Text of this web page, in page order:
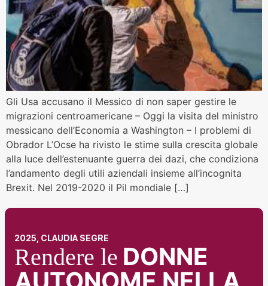
Gli Usa accusano il Messico di non saper gestire le
migrazioni centroamericane – Oggi la visita del ministro
messicano dell’Economia a Washington – I problemi di
Obrador L’Ocse ha rivisto le stime sulla crescita globale
alla luce dell’estenuante guerra dei dazi, che condiziona
l’andamento degli utili aziendali insieme all’incognita
Brexit. Nel 2019-2020 il Pil mondiale […]
2025, CLAUDIA SEGRE
Rendere le DONNE